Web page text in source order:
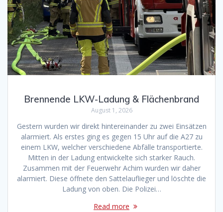
Brennende LKW-Ladung & Flächenbrand
August 1, 2026
Gestern wurden wir direkt hintereinander zu zwei Einsätzen
alarmiert. Als erstes ging es gegen 15 Uhr auf die A27 zu
einem LKW, welcher verschiedene Abfälle transportierte.
Mitten in der Ladung entwickelte sich starker Rauch.
Zusammen mit der Feuerwehr Achim wurden wir daher
alarmiert. Diese öffnete den Sattelauflieger und löschte die
Ladung von oben. Die Polizei…
Read more